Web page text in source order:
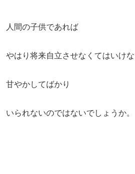
人間の子供であれば
やはり将来自立させなくてはいけ
甘やかしてばかり
いられないのではないでしょうか。